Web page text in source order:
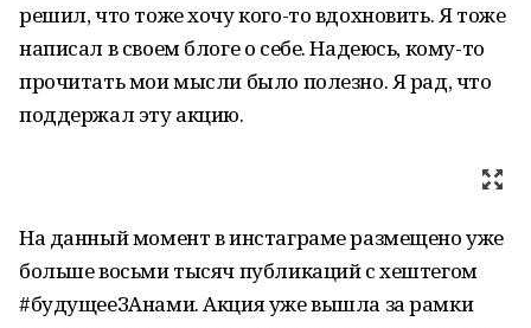
решил, что тоже хочу кого-то вдохновить. Я тоже
написал в своем блоге о себе. Надеюсь, кому-то
прочитать мои мысли было полезно. Я рад, что
поддержал эту акцию.
На данный момент в инстаграме размещено уже
больше восьми тысяч публикаций с хештегом
#будущееЗАнами. Акция уже вышла за рамки